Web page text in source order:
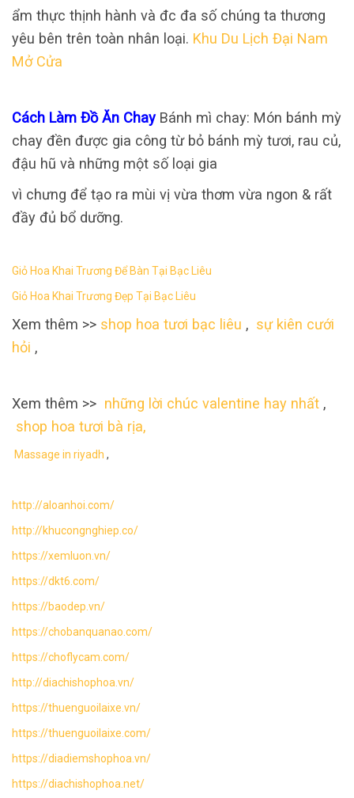
ẩm thực thịnh hành và đc đa số chúng ta thương
yêu bên trên toàn nhân loại. Khu Du Lịch Đại Nam
Mở Cửa
Cách Làm Đồ Ăn Chay Bánh mì chay: Món bánh mỳ
chay đền được gia công từ bỏ bánh mỳ tươi, rau củ,
đậu hũ và những một số loại gia
vì chưng để tạo ra mùi vị vừa thơm vừa ngon & rất
đầy đủ bổ dưỡng.
Giỏ Hoa Khai Trương Để Bàn Tại Bạc Liêu
Giỏ Hoa Khai Trương Đẹp Tại Bạc Liêu
Xem thêm >> shop hoa tươi bạc liêu , sự kiên cưới
hỏi ,
Xem thêm >> những lời chúc valentine hay nhất ,
shop hoa tươi bà rịa,
Massage in riyadh ,
http://aloanhoi.com/
http://khucongnghiep.co/
https://xemluon.vn/
https://dkt6.com/
https://baodep.vn/
https://chobanquanao.com/
https://choflycam.com/
http://diachishophoa.vn/
https://thuenguoilaixe.vn/
https://thuenguoilaixe.com/
https://diadiemshophoa.vn/
https://diachishophoa.net/